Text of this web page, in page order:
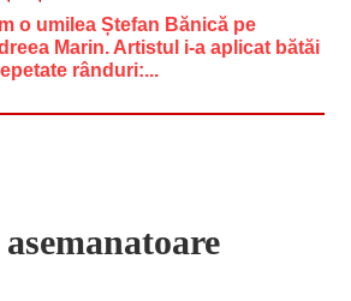
o umilea Ștefan Bănică pe
Marin. Artistul i-a aplicat bătăi
rânduri:...